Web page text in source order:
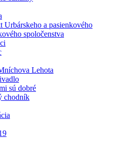
Urbárskeho a pasienkového
spoločenstva
Lehota
sú dobré
chodník